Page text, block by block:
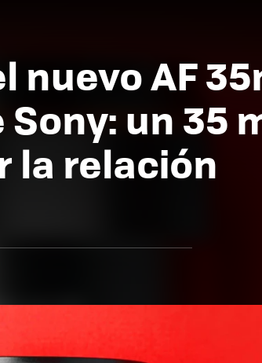
AF
un 35
la relación